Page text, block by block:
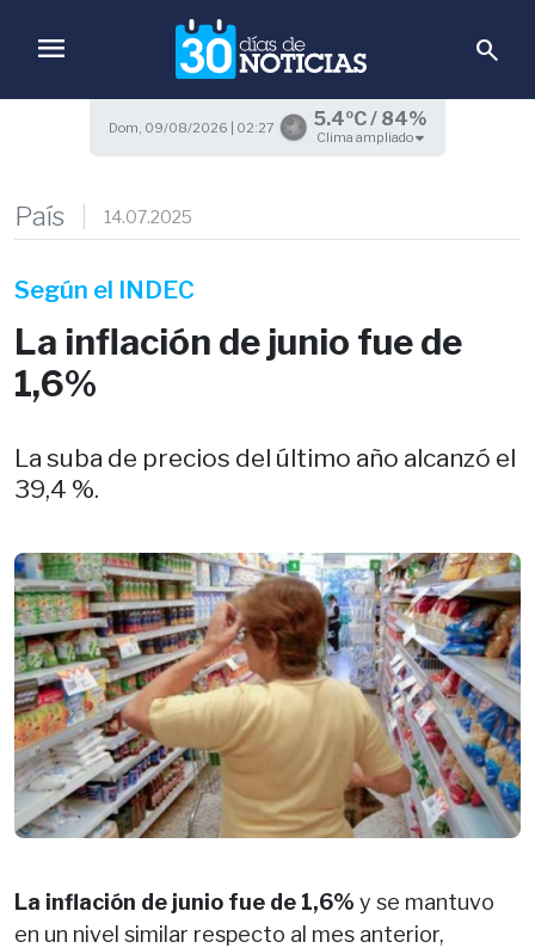
menu search
Dom, 09/08/2026 | 02:27 5.4ºC / 84%
Clima ampliado
País 14.07.2025
Según el INDEC
La inflación de junio fue de
1,6%
La suba de precios del último año alcanzó el
39,4 %.
La inflación de junio fue de 1,6% y se mantuvo
en un nivel similar respecto al mes anterior,